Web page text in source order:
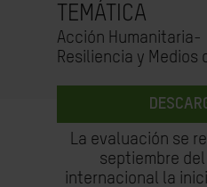
TEMÁTICA
Acción Humanitaria-
Resiliencia y Medios
La evaluación se
septiembre
internacional la